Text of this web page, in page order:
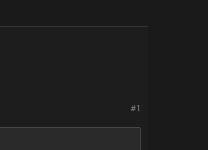
#1